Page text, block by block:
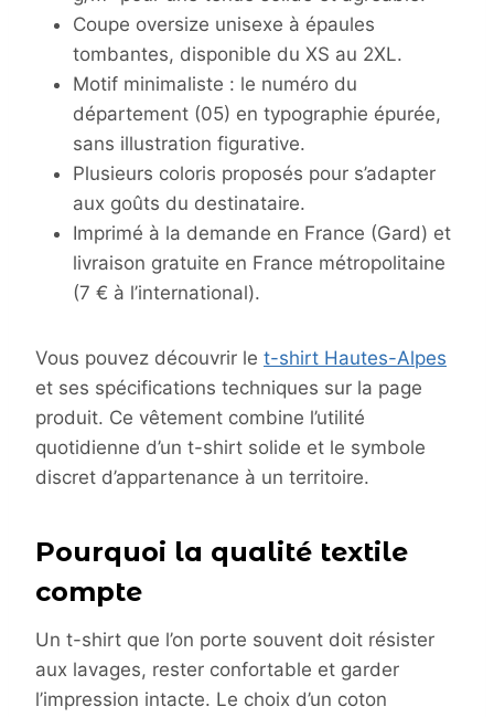
Coupe oversize unisexe à épaules
tombantes, disponible du XS au 2XL.
Motif minimaliste : le numéro du
département (05) en typographie épurée,
sans illustration figurative.
Plusieurs coloris proposés pour s’adapter
aux goûts du destinataire.
Imprimé à la demande en France (Gard) et
livraison gratuite en France métropolitaine
(7 € à l’international).
Vous pouvez découvrir le t-shirt Hautes-Alpes
et ses spécifications techniques sur la page
produit. Ce vêtement combine l’utilité
quotidienne d’un t-shirt solide et le symbole
discret d’appartenance à un territoire.
Pourquoi la qualité textile
compte
Un t-shirt que l’on porte souvent doit résister
aux lavages, rester confortable et garder
l’impression intacte. Le choix d’un coton